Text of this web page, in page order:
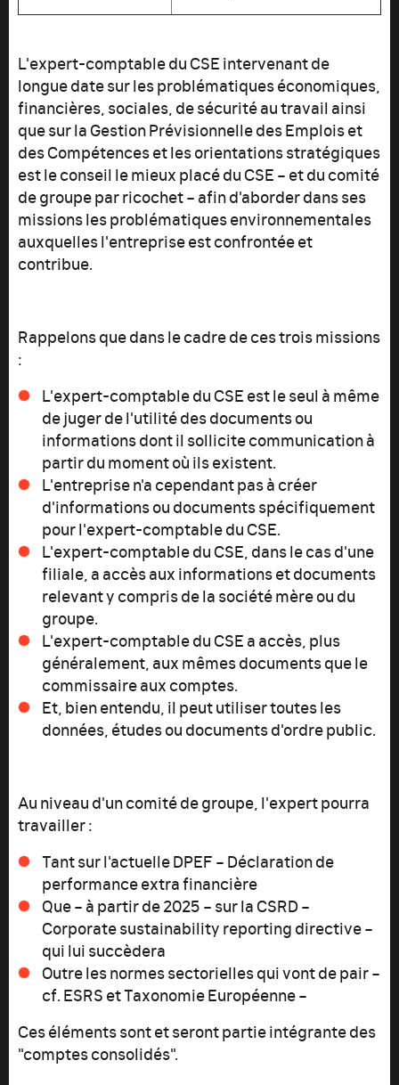
L'expert-comptable du CSE intervenant de
longue date sur les problématiques économiques,
financières, sociales, de sécurité au travail ainsi
que sur la Gestion Prévisionnelle des Emplois et
des Compétences et les orientations stratégiques
est le conseil le mieux placé du CSE – et du comité
de groupe par ricochet – afin d'aborder dans ses
missions les problématiques environnementales
auxquelles l'entreprise est confrontée et
contribue.
Rappelons que dans le cadre de ces trois missions
:
L'expert-comptable du CSE est le seul à même
de juger de l'utilité des documents ou
informations dont il sollicite communication à
partir du moment où ils existent.
L'entreprise n'a cependant pas à créer
d'informations ou documents spécifiquement
pour l'expert-comptable du CSE.
L'expert-comptable du CSE, dans le cas d'une
filiale, a accès aux informations et documents
relevant y compris de la société mère ou du
groupe.
L'expert-comptable du CSE a accès, plus
généralement, aux mêmes documents que le
commissaire aux comptes.
Et, bien entendu, il peut utiliser toutes les
données, études ou documents d'ordre public.
Au niveau d'un comité de groupe, l'expert pourra
travailler :
Tant sur l'actuelle DPEF – Déclaration de
performance extra financière
Que – à partir de 2025 – sur la CSRD –
Corporate sustainability reporting directive –
qui lui succèdera
Outre les normes sectorielles qui vont de pair –
cf. ESRS et Taxonomie Européenne –
Ces éléments sont et seront partie intégrante des
"comptes consolidés".